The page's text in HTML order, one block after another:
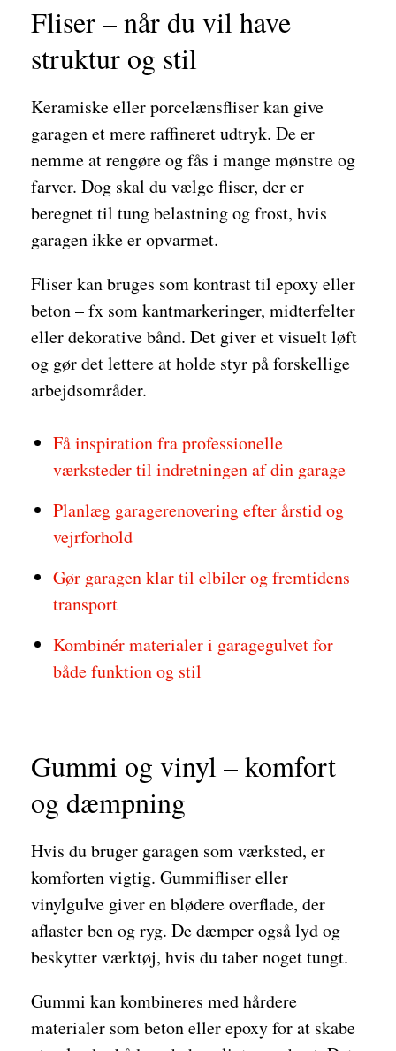
Fliser – når du vil have
struktur og stil
Keramiske eller porcelænsfliser kan give
garagen et mere raffineret udtryk. De er
nemme at rengøre og fås i mange mønstre og
farver. Dog skal du vælge fliser, der er
beregnet til tung belastning og frost, hvis
garagen ikke er opvarmet.
Fliser kan bruges som kontrast til epoxy eller
beton – fx som kantmarkeringer, midterfelter
eller dekorative bånd. Det giver et visuelt løft
og gør det lettere at holde styr på forskellige
arbejdsområder.
Få inspiration fra professionelle
værksteder til indretningen af din garage
Planlæg garagerenovering efter årstid og
vejrforhold
Gør garagen klar til elbiler og fremtidens
transport
Kombinér materialer i garagegulvet for
både funktion og stil
Gummi og vinyl – komfort
og dæmpning
Hvis du bruger garagen som værksted, er
komforten vigtig. Gummifliser eller
vinylgulve giver en blødere overflade, der
aflaster ben og ryg. De dæmper også lyd og
beskytter værktøj, hvis du taber noget tungt.
Gummi kan kombineres med hårdere
materialer som beton eller epoxy for at skabe